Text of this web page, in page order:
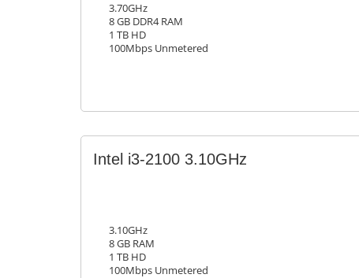
3.70GHz
8 GB DDR4 RAM
1 TB HD
100Mbps Unmetered
Intel i3-2100 3.10GHz
3.10GHz
8 GB RAM
1 TB HD
100Mbps Unmetered